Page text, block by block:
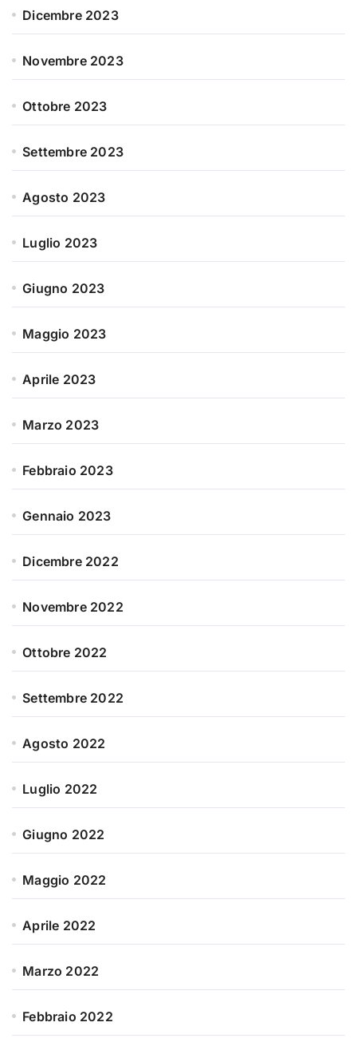
Dicembre 2023
Novembre 2023
Ottobre 2023
Settembre 2023
Agosto 2023
Luglio 2023
Giugno 2023
Maggio 2023
Aprile 2023
Marzo 2023
Febbraio 2023
Gennaio 2023
Dicembre 2022
Novembre 2022
Ottobre 2022
Settembre 2022
Agosto 2022
Luglio 2022
Giugno 2022
Maggio 2022
Aprile 2022
Marzo 2022
Febbraio 2022